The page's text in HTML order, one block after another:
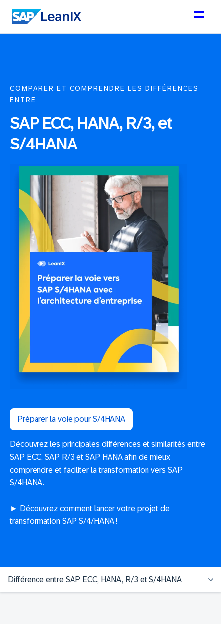
COMPARER ET COMPRENDRE LES DIFFÉRENCES
ENTRE
SAP ECC, HANA, R/3, et
S/4HANA
Préparer la voie pour S/4HANA
Découvrez les principales différences et similarités entre
SAP ECC, SAP R/3 et SAP HANA afin de mieux
comprendre et faciliter la transformation vers SAP
S/4HANA.
► Découvrez comment lancer votre projet de
transformation SAP S/4/HANA !
Différence entre SAP ECC, HANA, R/3 et S/4HANA